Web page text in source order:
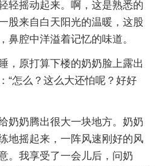
轻摇动起来。啊，这是熟悉的
股来自白天阳光的温暖，这股
鼻腔中洋溢着记忆的味道。
，原打算下楼的奶奶脸上露出
“怎么？这么大还怕呢？好好
奶奶腾出很大一块地方。奶奶
地摇起来，一阵风速刚好的风
。我享受了一会儿后，问奶